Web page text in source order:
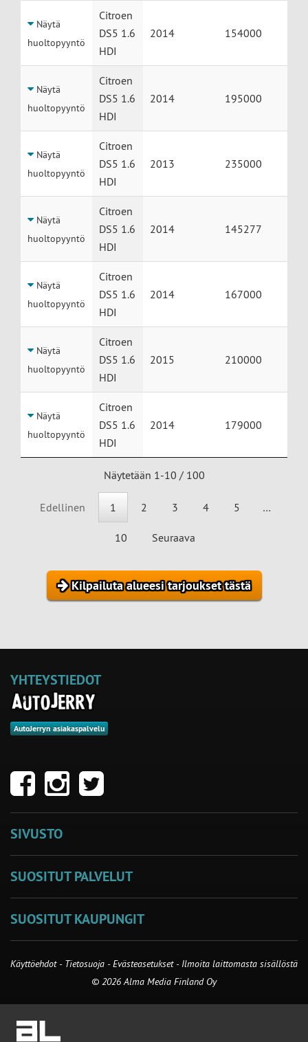
Näytä
huoltopyyntö
Citroen
DS5 1.6
HDI
2014 154000
Näytä
huoltopyyntö
Citroen
DS5 1.6
HDI
2014 195000
Näytä
huoltopyyntö
Citroen
DS5 1.6
HDI
2013 235000
Näytä
huoltopyyntö
Citroen
DS5 1.6
HDI
2014 145277
Näytä
huoltopyyntö
Citroen
DS5 1.6
HDI
2014 167000
Näytä
huoltopyyntö
Citroen
DS5 1.6
HDI
2015 210000
Näytä
huoltopyyntö
Citroen
DS5 1.6
HDI
2014 179000
Näytetään 1-10 / 100
Edellinen 1 2 3 4 5 …
10 Seuraava
Kilpailuta alueesi tarjoukset tästä
YHTEYSTIEDOT
AutoJerryn asiakaspalvelu
SIVUSTO
SUOSITUT PALVELUT
SUOSITUT KAUPUNGIT
Käyttöehdot - Tietosuoja -Evästeasetukset- Ilmoita laittomasta sisällöstä
© 2026 Alma Media Finland Oy